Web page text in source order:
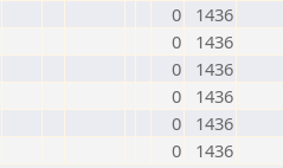
0
1436
0
1436
0
1436
0
1436
0
1436
0 1436